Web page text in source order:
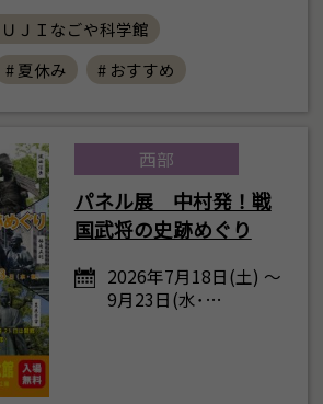
ＪＩなごや科学館
# 夏休み # おすすめ
西部
パネル展 中村発！戦
国武将の史跡めぐり
2026年7月18日(土) ～
9月23日(水･…